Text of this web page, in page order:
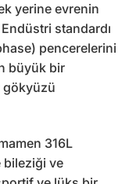
yerine evrenin
standardı
pencerelerini
büyük bir
gökyüzü
316L
bileziği ve